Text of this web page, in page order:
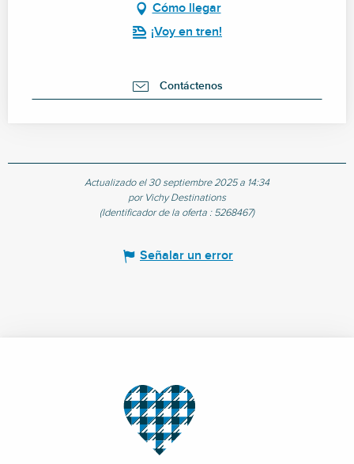
Cómo llegar
¡Voy en tren!
Contáctenos
Actualizado el 30 septiembre 2025 a 14:34
por Vichy Destinations
(Identificador de la oferta : 5268467)
Señalar un error